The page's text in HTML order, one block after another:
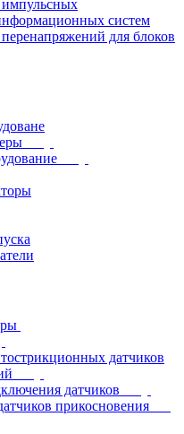
импульсных
систем
для блоков
датчиков
датчиков
прикосновения